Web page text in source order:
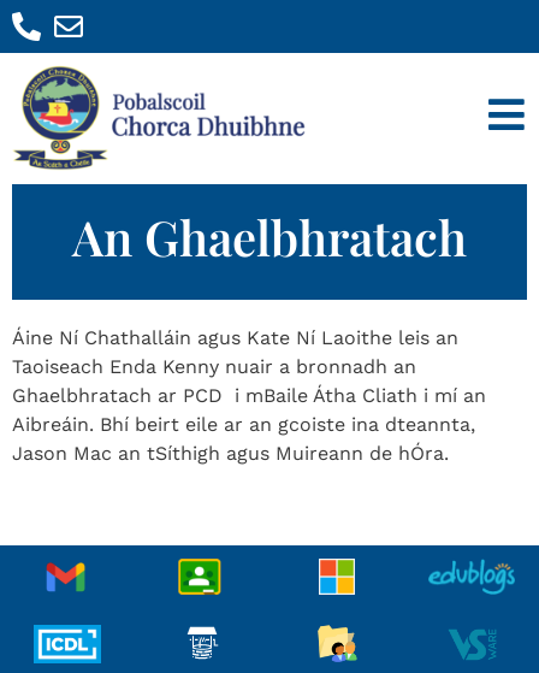
An Ghaelbhratach
Áine Ní Chathalláin agus Kate Ní Laoithe leis an
Taoiseach Enda Kenny nuair a bronnadh an
Ghaelbhratach ar PCD i mBaile Átha Cliath i mí an
Aibreáin. Bhí beirt eile ar an gcoiste ina dteannta,
Jason Mac an tSíthigh agus Muireann de hÓra.